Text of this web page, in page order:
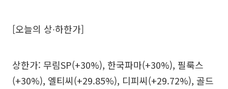
[오늘의 상∙하한가]
상한가: 무림SP(+30%), 한국파마(+30%), 필룩스
(+30%), 엘티씨(+29.85%), 디피씨(+29.72%), 골드